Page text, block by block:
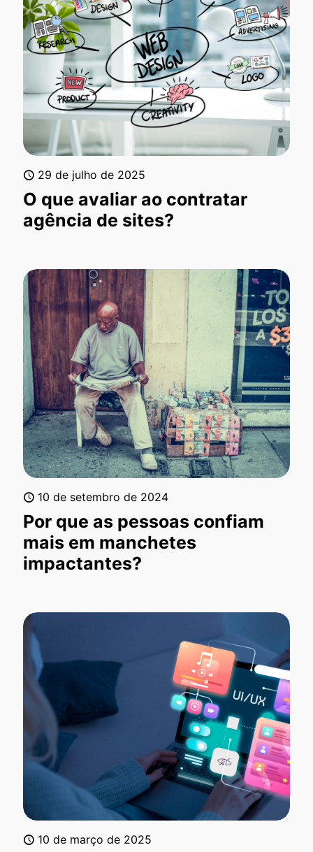
29 de julho de 2025
O que avaliar ao contratar
agência de sites?
10 de setembro de 2024
Por que as pessoas confiam
mais em manchetes
impactantes?
10 de março de 2025